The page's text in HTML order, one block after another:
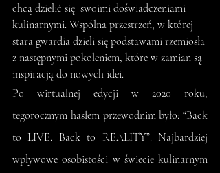
chcą dzielić się  swoimi doświadczeniami
kulinarnymi. Wspólna przestrzeń, w której
stara gwardia dzieli się podstawami rzemiosła
z następnymi pokoleniem, które w zamian są
inspiracją do nowych idei.
Po wirtualnej edycji w 2020 roku,
tegorocznym hasłem przewodnim było: “Back
to LIVE. Back to REALITY”. Najbardziej
wpływowe osobistości w świecie kulinarnym